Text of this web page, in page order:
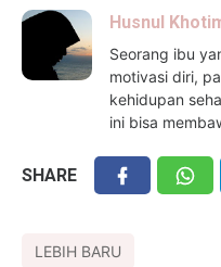
Husnul
Seorang ibu
motivasi diri,
kehidupan
ini bisa
SHARE
LEBIH BARU